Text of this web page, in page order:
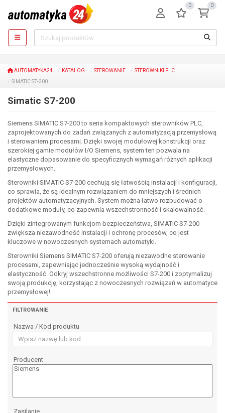
0 0
AUTOMATYKA24 KATALOG STEROWANIE
STEROWNIKI PLC
SIMATIC S7-200
Simatic S7-200
Siemens SIMATIC S7-200 to seria kompaktowych sterowników PLC,
zaprojektowanych do zadań związanych z automatyzacją przemysłową
i sterowaniem procesami. Dzięki swojej modułowej konstrukcji oraz
szerokiej gamie modułów I/O Siemens, system ten pozwala na
elastyczne dopasowanie do specyficznych wymagań różnych aplikacji
przemysłowych.
Sterowniki SIMATIC S7-200 cechują się łatwością instalacji i konfiguracji,
co sprawia, że są idealnym rozwiązaniem do mniejszych i średnich
projektów automatyzacyjnych. System można łatwo rozbudować o
dodatkowe moduły, co zapewnia wszechstronność i skalowalność.
Dzięki zintegrowanym funkcjom bezpieczeństwa, SIMATIC S7-200
zwiększa niezawodność instalacji i ochronę procesów, co jest
kluczowe w nowoczesnych systemach automatyki.
Sterowniki Siemens SIMATIC S7-200 oferują niezawodne sterowanie
procesami, zapewniając jednocześnie wysoką wydajność i
elastyczność. Odkryj wszechstronne możliwości S7-200 i zoptymalizuj
swoją produkcję, korzystając z nowoczesnych rozwiązań w automatyce
przemysłowej!
FILTROWANIE
Nazwa / Kod produktu
Producent
Zasilanie